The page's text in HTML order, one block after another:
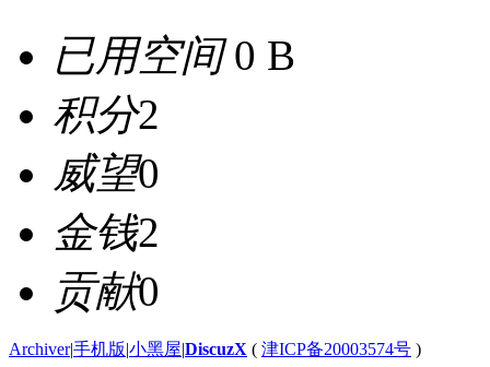
已用空间0 B
积分2
威望0
金钱2
贡献0
Archiver|手机版|小黑屋|DiscuzX ( 津ICP备20003574号 )